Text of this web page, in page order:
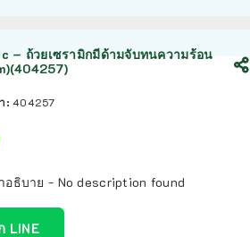
– ถ้วยเซรามิกมีด้ามจับทนความร้อน
:404257
อธิบาย - No description found
LINE